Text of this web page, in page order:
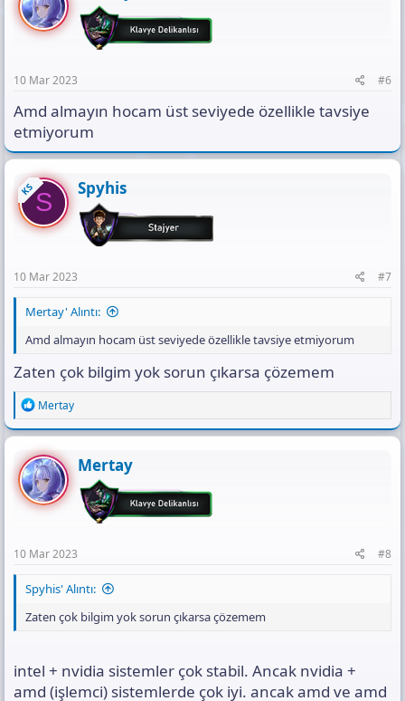
10 Mar 2023 #6
Amd almayın hocam üst seviyede özellikle tavsiye
etmiyorum
KSS Spyhis
10 Mar 2023 #7
Mertay' Alıntı:
Amd almayın hocam üst seviyede özellikle tavsiye etmiyorum
Zaten çok bilgim yok sorun çıkarsa çözemem
R
e
a
c
t
i
o
n
Mertay
Mertay
10 Mar 2023 #8
Spyhis' Alıntı:
Zaten çok bilgim yok sorun çıkarsa çözemem
intel + nvidia sistemler çok stabil. Ancak nvidia +
amd (işlemci) sistemlerde çok iyi. ancak amd ve amd